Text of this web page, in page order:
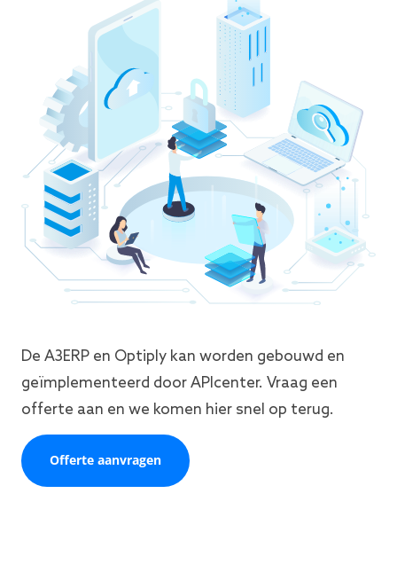
De A3ERP en Optiply kan worden gebouwd en
geïmplementeerd door APIcenter. Vraag een
offerte aan en we komen hier snel op terug.
Offerte aanvragen